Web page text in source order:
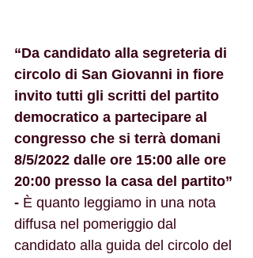
“Da candidato alla segreteria di
circolo di San Giovanni in fiore
invito tutti gli scritti del partito
democratico a partecipare al
congresso che si terrà domani
8/5/2022 dalle ore 15:00 alle ore
20:00 presso la casa del partito”
- È quanto leggiamo in una nota
diffusa nel pomeriggio dal
candidato alla guida del circolo del